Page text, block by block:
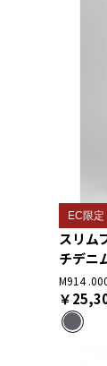
EC限定
スリム
チデニ
M914
￥